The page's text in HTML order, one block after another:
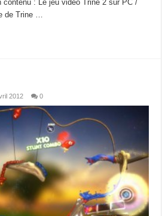
contenu : Le jeu vidéo Trine 2 sur PC /
de Trine …
2012 0